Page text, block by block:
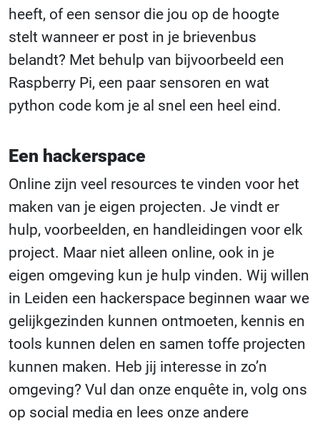
heeft, of een sensor die jou op de hoogte
stelt wanneer er post in je brievenbus
belandt? Met behulp van bijvoorbeeld een
Raspberry Pi, een paar sensoren en wat
python code kom je al snel een heel eind.
Een hackerspace
Online zijn veel resources te vinden voor het
maken van je eigen projecten. Je vindt er
hulp, voorbeelden, en handleidingen voor elk
project. Maar niet alleen online, ook in je
eigen omgeving kun je hulp vinden. Wij willen
in Leiden een hackerspace beginnen waar we
gelijkgezinden kunnen ontmoeten, kennis en
tools kunnen delen en samen toffe projecten
kunnen maken. Heb jij interesse in zo’n
omgeving? Vul dan onze enquête in, volg ons
op social media en lees onze andere